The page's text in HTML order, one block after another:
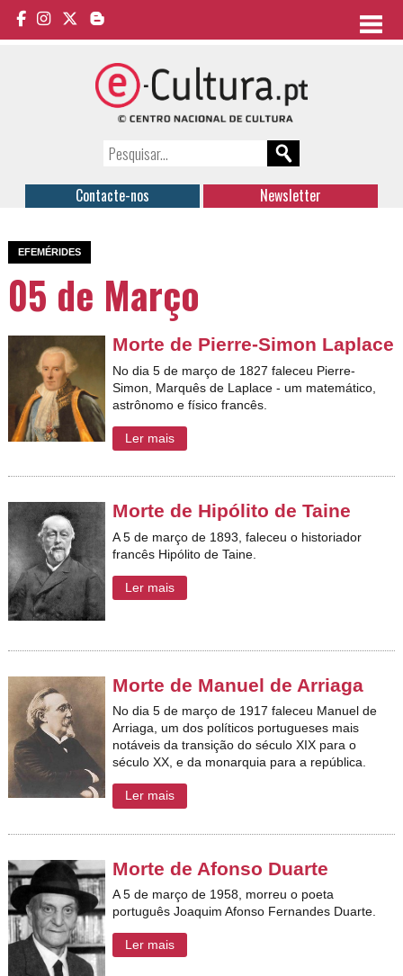
Contacte-nos Newsletter
EFEMÉRIDES
05 de Março
Morte de Pierre-Simon Laplace
No dia 5 de março de 1827 faleceu Pierre-
Simon, Marquês de Laplace - um matemático,
astrônomo e físico francês.
Ler mais
Morte de Hipólito de Taine
A 5 de março de 1893, faleceu o historiador
francês Hipólito de Taine.
Ler mais
Morte de Manuel de Arriaga
No dia 5 de março de 1917 faleceu Manuel de
Arriaga, um dos políticos portugueses mais
notáveis da transição do século XIX para o
século XX, e da monarquia para a república.
Ler mais
Morte de Afonso Duarte
A 5 de março de 1958, morreu o poeta
português Joaquim Afonso Fernandes Duarte.
Ler mais